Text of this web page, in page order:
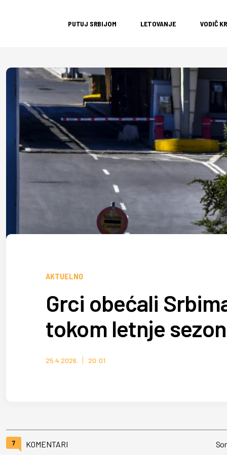
PUTUJ SRBIJOM LETOVANJE VODIČ
AKTUELNO
Grci obećali
tokom letnje
25.4.2026. 20:01
7 KOMENTARI